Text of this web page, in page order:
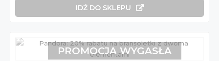
IDŹ DO SKLEPU
PROMOCJA WYGASŁA